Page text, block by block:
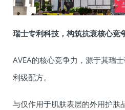
瑞士专利科技，构筑抗衰核心竞
AVEA的核心竞争力，源于其瑞
利级配方。
与仅作用于肌肤表层的外用护肤